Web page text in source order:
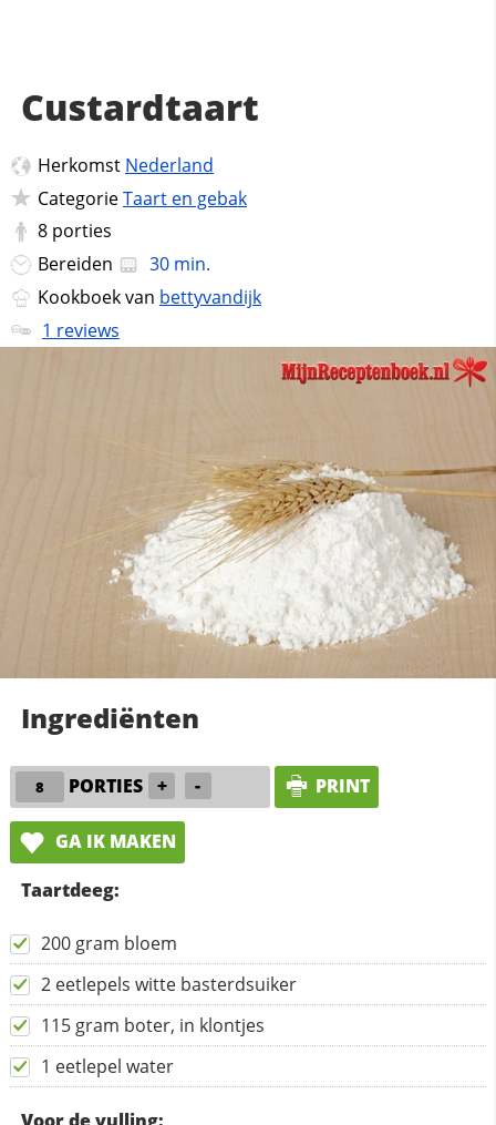
Custardtaart
Herkomst Nederland
CategorieTaart en gebak
8 porties
Bereiden
30 min.
Kookboek van bettyvandijk
1 reviews
Ingrediënten
PORTIES + - PRINT
GA IK MAKEN
Taartdeeg:
200 gram bloem
2 eetlepels witte basterdsuiker
115 gram boter, in klontjes
1 eetlepel water
Voor de vulling: